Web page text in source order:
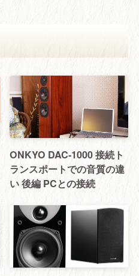
ONKYO DAC-1000 接続ト
ランスポートでの音質の違
い 後編 PCとの接続